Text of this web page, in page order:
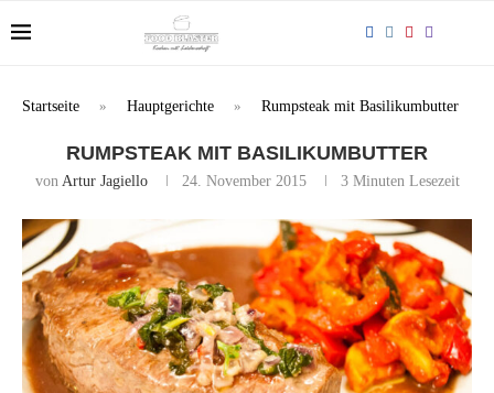
Startseite » Hauptgerichte » Rumpsteak mit Basilikumbutter
RUMPSTEAK MIT BASILIKUMBUTTER
von Artur Jagiello 24. November 2015 3 Minuten Lesezeit